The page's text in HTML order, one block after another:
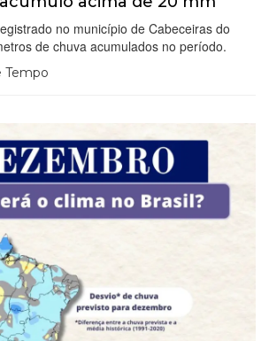
no município de Cabeceiras do
de chuva acumulados no período.
Tempo